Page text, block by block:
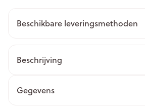
Beschikbare leveringsmethoden
Beschrijving
Gegevens